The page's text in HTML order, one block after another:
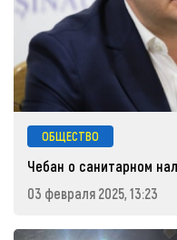
ОБЩЕСТВО
Чебан о санитарном
03 февраля 2025, 13:23